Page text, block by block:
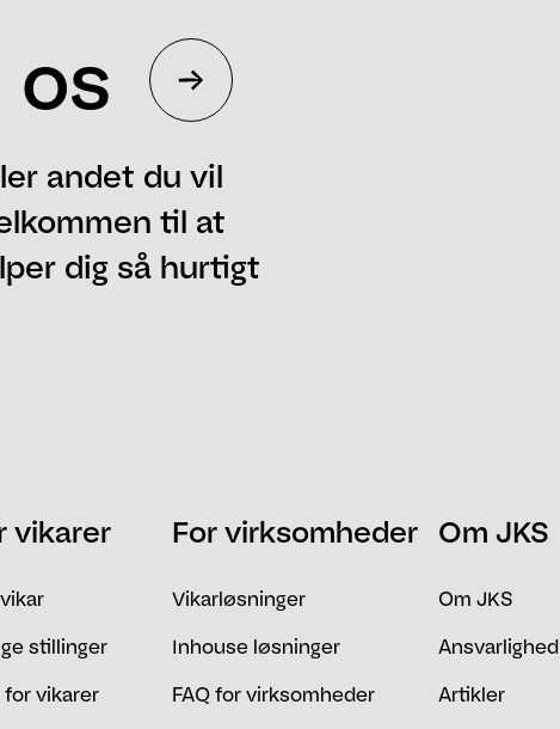
andet du vil
til at
dig så hurtigt
vikarer
stillinger
for vikarer
For virksomheder
Vikarløsninger
Inhouse løsninger
FAQ for virksomheder
Om JKS
Om JKS
Ansvarlighed
Artikler